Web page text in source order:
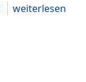
weiterlesen